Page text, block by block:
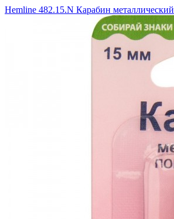
Hemline 482.15.N Карабин металлический